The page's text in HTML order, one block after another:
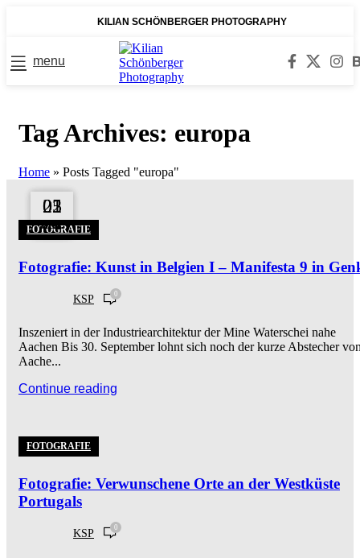
KILIAN SCHÖNBERGER PHOTOGRAPHY
menu
Tag Archives: europa
Home » Posts Tagged "europa"
02
SEP.
FOTOGRAFIE
Fotografie: Kunst in Belgien I – Manifesta 9 in
KSP 0
Inszeniert in der Industriearchitektur der Mine Waterschei nahe
Aachen Bis 30. September lohnt sich noch der kurze Abstecher
Aache...
Continue reading
25
OKT.
FOTOGRAFIE
Fotografie: Verwunschene Orte an der Westküste
Portugals
KSP 0
01
APR.